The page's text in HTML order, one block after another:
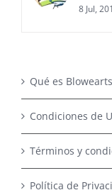
8 Jul,
Qué es Blowearts
Condiciones de
Términos y
Política de